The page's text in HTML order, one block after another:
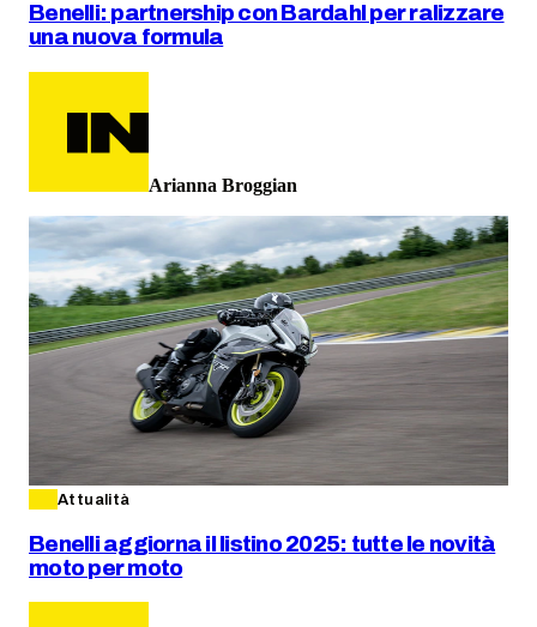
Benelli: partnership con Bardahl per ralizzare
una nuova formula
Arianna Broggian
Attualità
Benelli aggiorna il listino 2025: tutte le novità
moto per moto